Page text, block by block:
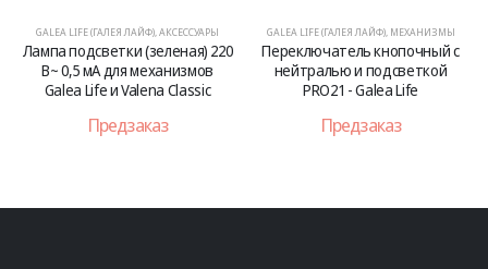
GALEA LIFE (ГАЛЕЯ ЛАЙФ),АКСЕССУАРЫ
Лампа подсветки (зеленая) 220
В~ 0,5 мA для механизмов
Galea Life и Valena Classic
Предзаказ
GALEA LIFE (ГАЛЕЯ ЛАЙФ), МЕХАНИЗМЫ
Переключатель кнопочный с
нейтралью и подсветкой
PRO21 - Galea Life
Предзаказ